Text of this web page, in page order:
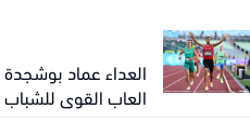
العاب القوى للشباب